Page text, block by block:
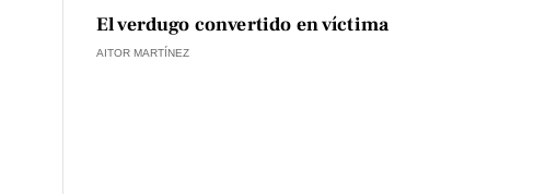
El verdugo convertido en víctima
AITOR MARTÍNEZ